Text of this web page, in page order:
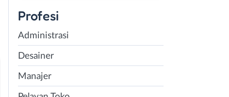
Profesi
Administrasi
Desainer
Manajer